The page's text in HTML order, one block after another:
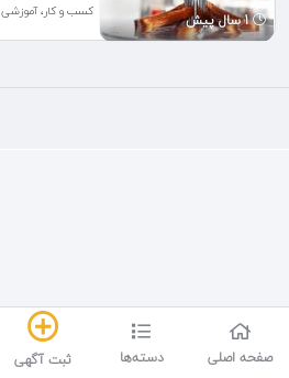
1 سال پیش کسب و کار، آموزشی
صفحه اصلی دسته‌ها ثبت آگهی